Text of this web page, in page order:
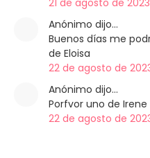
21 de agosto de
Anónimo dijo…
Buenos días me
de Eloisa
22 de agosto de
Anónimo dijo…
Porfvor uno de Irene
22 de agosto de